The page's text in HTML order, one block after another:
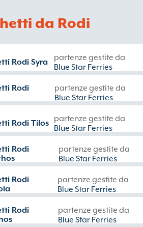
da Rodi
Rodi Syra
partenze gestite da
Blue Star Ferries
Rodi
partenze gestite da
Blue Star Ferries
Rodi Tilos
partenze gestite da
Blue Star Ferries
Rodi
partenze gestite da
Blue Star Ferries
Rodi
partenze gestite da
Blue Star Ferries
Rodi
partenze gestite da
Blue Star Ferries